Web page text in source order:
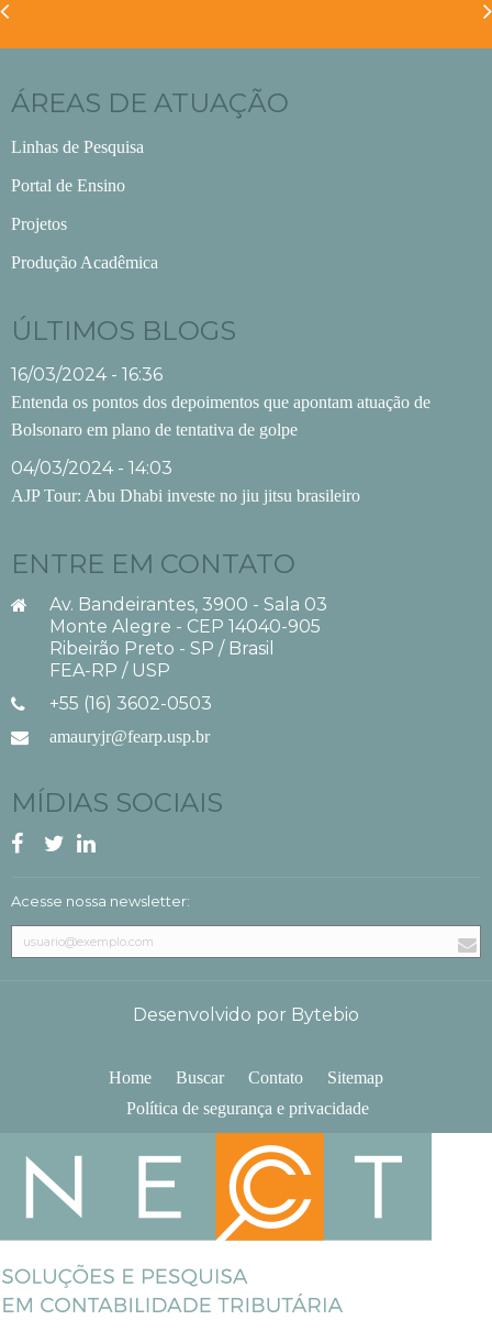
ÁREAS DE ATUAÇÃO
Linhas de Pesquisa
Portal de Ensino
Projetos
Produção Acadêmica
ÚLTIMOS BLOGS
16/03/2024 - 16:36
Entenda os pontos dos depoimentos que apontam atuação de
Bolsonaro em plano de tentativa de golpe
04/03/2024 - 14:03
AJP Tour: Abu Dhabi investe no jiu jitsu brasileiro
ENTRE EM CONTATO
Av. Bandeirantes, 3900 - Sala 03
Monte Alegre - CEP 14040-905
Ribeirão Preto - SP / Brasil
FEA-RP / USP
+55 (16) 3602-0503
amauryjr@fearp.usp.br
MÍDIAS SOCIAIS
Acesse nossa newsletter:
Desenvolvido por Bytebio
Home Buscar Contato
Sitemap
Política de segurança e privacidade